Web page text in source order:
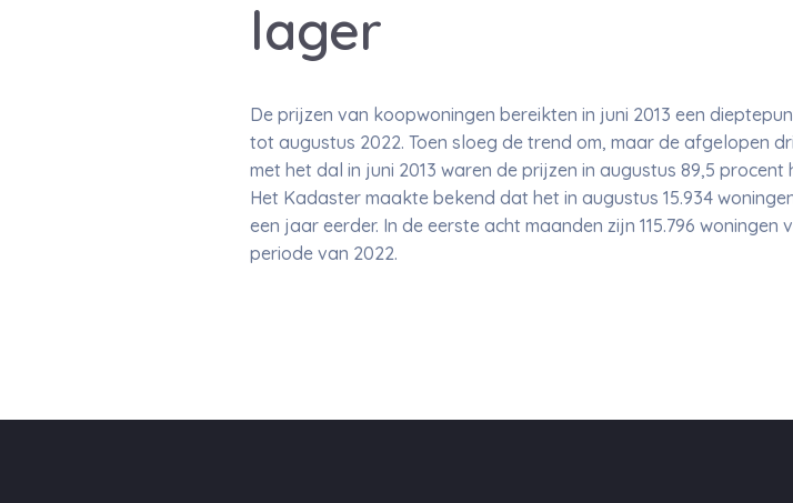
lager
De prijzen van koopwoningen bereikten in juni 2013 een
tot augustus 2022. Toen sloeg de trend om, maar de afgelopen
met het dal in juni 2013 waren de prijzen in augustus 89,5 procent
Het Kadaster maakte bekend dat het in augustus 15.934
een jaar eerder. In de eerste acht maanden zijn 115.796
periode van 2022.